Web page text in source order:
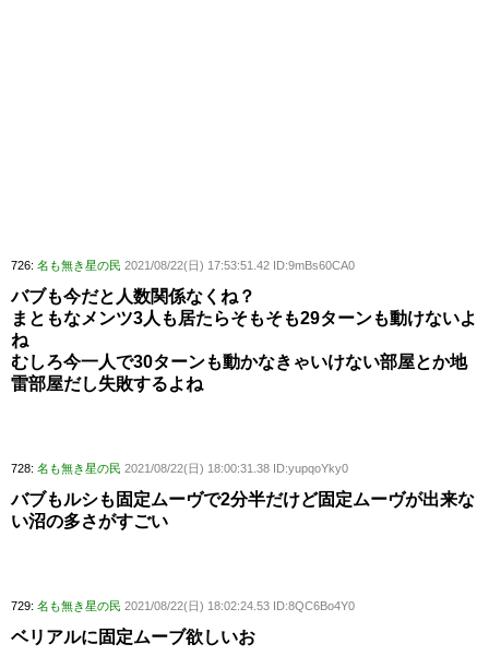
726: 名も無き星の民 2021/08/22(日) 17:53:51.42 ID:9mBs60CA0
バブも今だと人数関係なくね？
まともなメンツ3人も居たらそもそも29ターンも動けないよ
ね
むしろ今一人で30ターンも動かなきゃいけない部屋とか地
雷部屋だし失敗するよね
728: 名も無き星の民 2021/08/22(日) 18:00:31.38 ID:yupqoYky0
バブもルシも固定ムーヴで2分半だけど固定ムーヴが出来な
い沼の多さがすごい
729: 名も無き星の民 2021/08/22(日) 18:02:24.53 ID:8QC6Bo4Y0
ベリアルに固定ムーブ欲しいお